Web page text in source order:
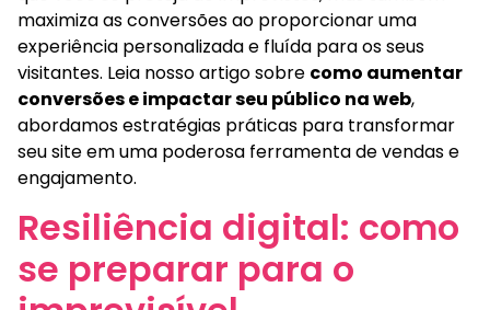
maximiza as conversões ao proporcionar uma
experiência personalizada e fluída para os seus
visitantes. Leia nosso artigo sobre como aumentar
conversões e impactar seu público na web,
abordamos estratégias práticas para transformar
seu site em uma poderosa ferramenta de vendas e
engajamento.
Resiliência digital: como
se preparar para o